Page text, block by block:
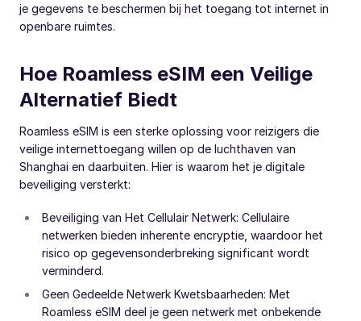
je gegevens te beschermen bij het toegang tot internet in
openbare ruimtes.
Hoe Roamless eSIM een Veilige
Alternatief Biedt
Roamless eSIM is een sterke oplossing voor reizigers die
veilige internettoegang willen op de luchthaven van
Shanghai en daarbuiten. Hier is waarom het je digitale
beveiliging versterkt:
Beveiliging van Het Cellulair Netwerk: Cellulaire
netwerken bieden inherente encryptie, waardoor het
risico op gegevensonderbreking significant wordt
verminderd.
Geen Gedeelde Netwerk Kwetsbaarheden: Met
Roamless eSIM deel je geen netwerk met onbekende